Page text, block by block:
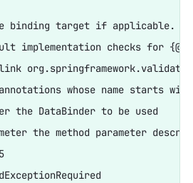
target if applicable.
implementation checks for
whose name starts
the DataBinder to be used
the method parameter